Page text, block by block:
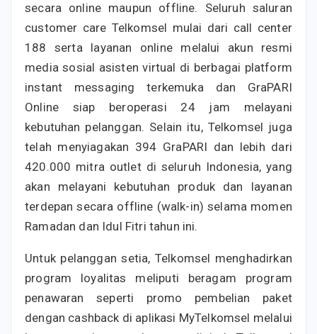
secara online maupun offline. Seluruh saluran
customer care Telkomsel mulai dari call center
188 serta layanan online melalui akun resmi
media sosial asisten virtual di berbagai platform
instant messaging terkemuka dan GraPARI
Online siap beroperasi 24 jam melayani
kebutuhan pelanggan. Selain itu, Telkomsel juga
telah menyiagakan 394 GraPARI dan lebih dari
420.000 mitra outlet di seluruh Indonesia, yang
akan melayani kebutuhan produk dan layanan
terdepan secara offline (walk-in) selama momen
Ramadan dan Idul Fitri tahun ini.
Untuk pelanggan setia, Telkomsel menghadirkan
program loyalitas meliputi beragam program
penawaran seperti promo pembelian paket
dengan cashback di aplikasi MyTelkomsel melalui